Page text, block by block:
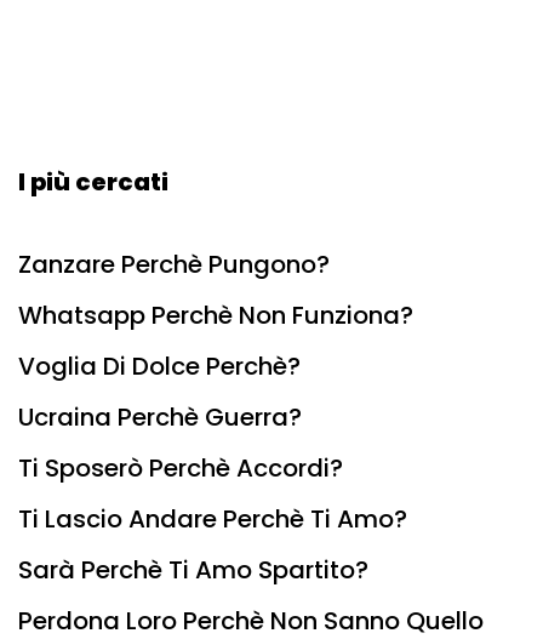
I più cercati
Zanzare Perchè Pungono?
Whatsapp Perchè Non Funziona?
Voglia Di Dolce Perchè?
Ucraina Perchè Guerra?
Ti Sposerò Perchè Accordi?
Ti Lascio Andare Perchè Ti Amo?
Sarà Perchè Ti Amo Spartito?
Perdona Loro Perchè Non Sanno Quello